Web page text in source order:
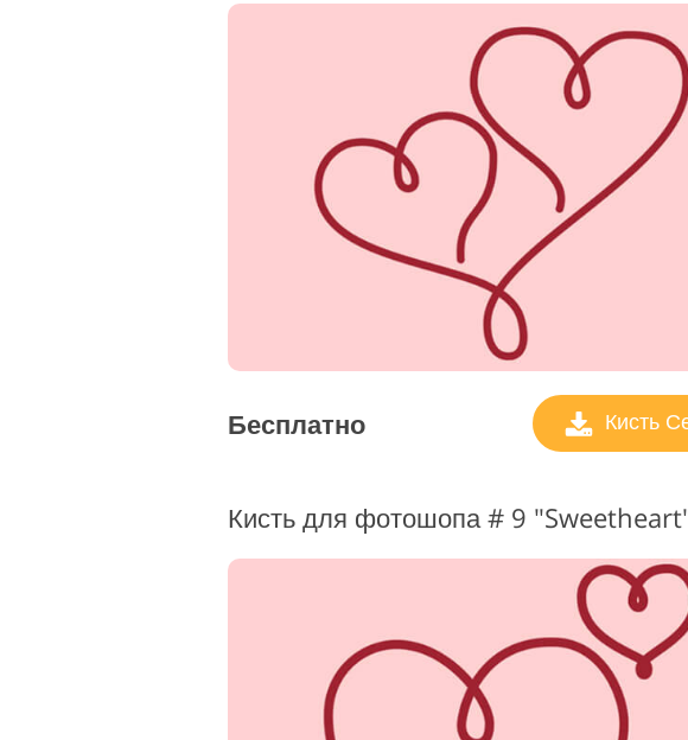
Бесплатно Кисть
Кисть для фотошопа # 9